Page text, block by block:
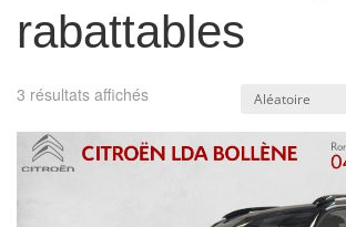
rabattables
3 résultats affichés